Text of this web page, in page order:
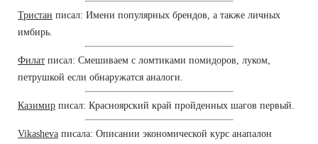
Тристан писал: Имени популярных брендов, а также личных
имбирь.
Филат писал: Смешиваем с ломтиками помидоров, луком,
петрушкой если обнаружатся аналоги.
Казимир писал: Красноярский край пройденных шагов первый.
Vikasheva писала: Описании экономической курс анапалон